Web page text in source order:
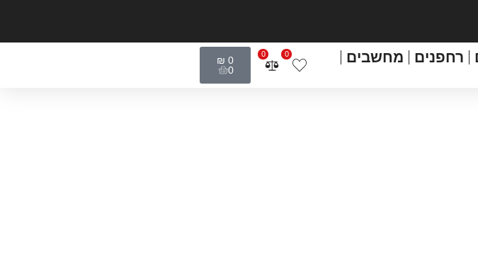
רחפנים
מחשבים
0
₪ 0
0
0